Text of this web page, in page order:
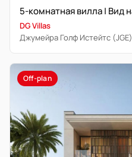
DG Villas
Джумейра Голф Истейтс (JGE)
Off-plan